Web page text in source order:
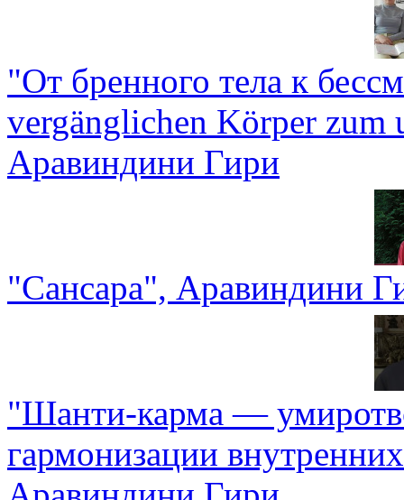
"От бренного тела к
vergänglichen Körper zum
Аравиндини Гири
"Сансара", Аравиндини
"Шанти-карма —
гармонизации